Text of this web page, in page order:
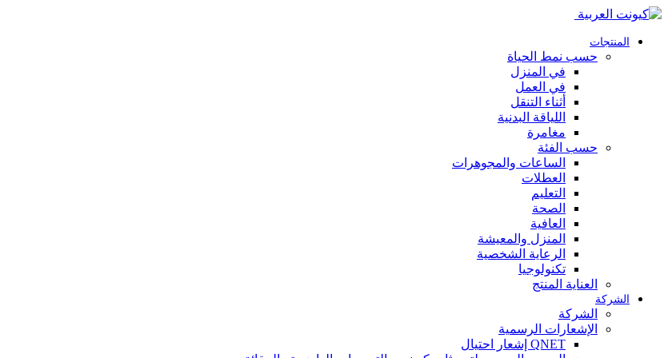
المنتجات
حسب نمط الحياة
في المنزل
في العمل
أثناء التنقل
اللياقة البدنية
مغامرة
حسب الفئة
الساعات والمجوهرات
العطلات
التعليم
الصحة
العافية
المنزل والمعيشة
الرعاية الشخصية
تكنولوجيا
العناية المنتج
الشركة
الشركة
الإشعارات الرسمية
QNET إشعار احتيال